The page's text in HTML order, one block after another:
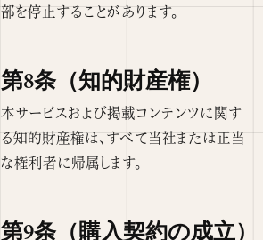
部を停止することがあります。
第8条（知的財産権）
本サービスおよび掲載コンテンツに関す
る知的財産権は、すべて当社または正当
な権利者に帰属します。
第9条（購入契約の成立）